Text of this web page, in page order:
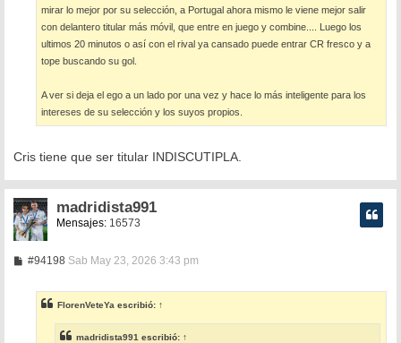
mirar lo mejor por su selección, a Portugal ahora mismo le viene mejor salir
con delantero titular más móvil, que entre en juego y combine.... Luego los
ultimos 20 minutos o así con el rival ya cansado puede entrar CR fresco y a
tope buscando su gol.
A ver si deja el ego a un lado por una vez y hace lo más inteligente para los
intereses de su selección y los suyos propios.
Cris tiene que ser titular INDISCUTIPLA.
madridista991
Mensajes: 16573
#94198M
a
j
e
Sab May 23, 2026 3:43 pm
FlorenVeteYa escribió: ↑
madridista991 escribió: ↑